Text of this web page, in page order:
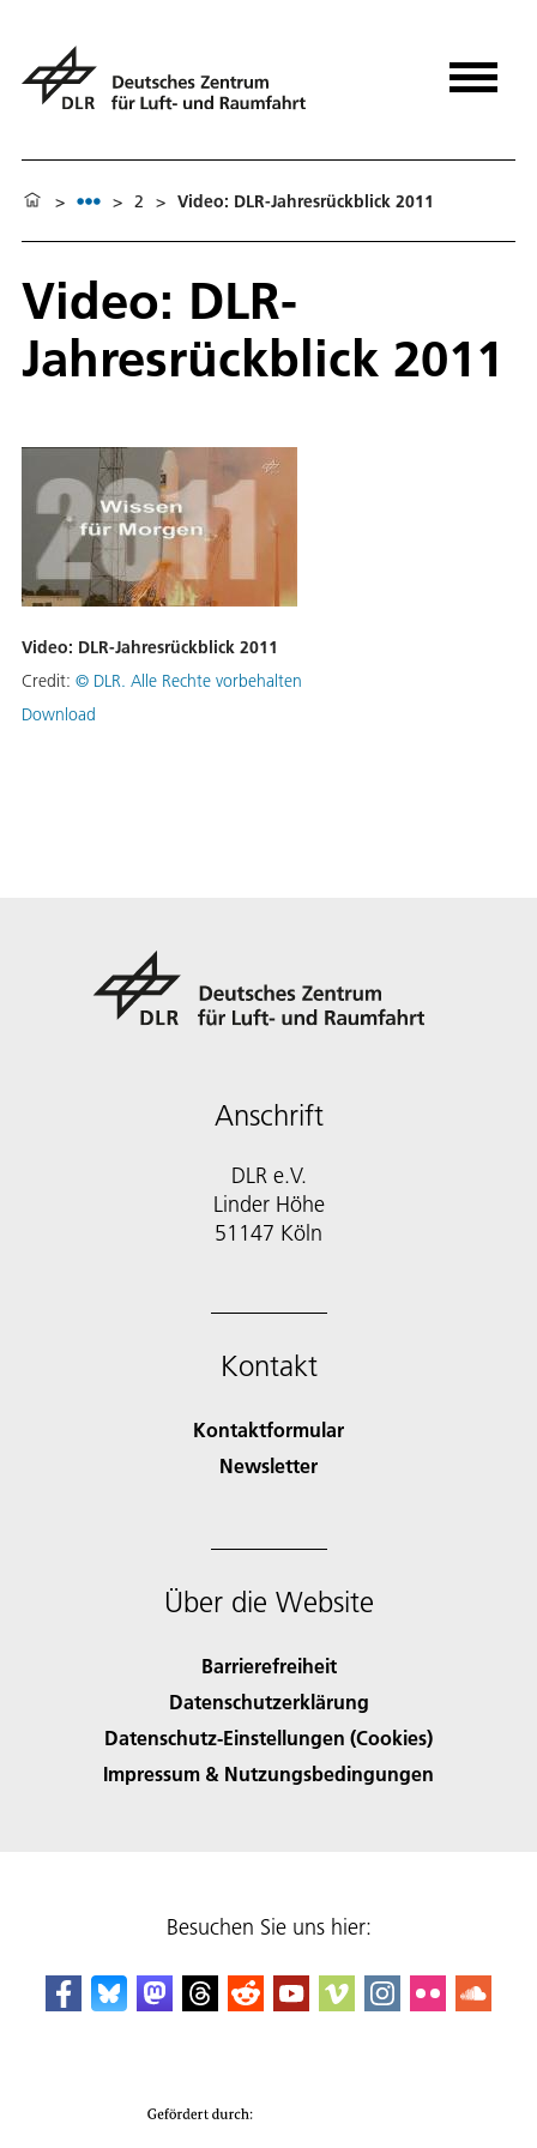
> > 2 > Video: DLR-Jahresrückblick 2011
Video: DLR-
Jahresrückblick 2011
Video: DLR-Jahresrückblick 2011
Credit: © DLR. Alle Rechte vorbehalten
Download
Anschrift
DLR e.V.
Linder Höhe
51147 Köln
Kontakt
Kontaktformular
Newsletter
Über die Website
Barrierefreiheit
Datenschutzerklärung
Datenschutz-Einstellungen (Cookies)
Impressum & Nutzungsbedingungen
Besuchen Sie uns hier: